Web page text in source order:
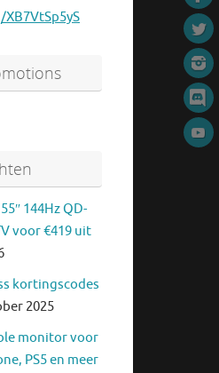
144Hz QD-
voor €419 uit
kortingscodes
2025
monitor voor
PS5 en meer